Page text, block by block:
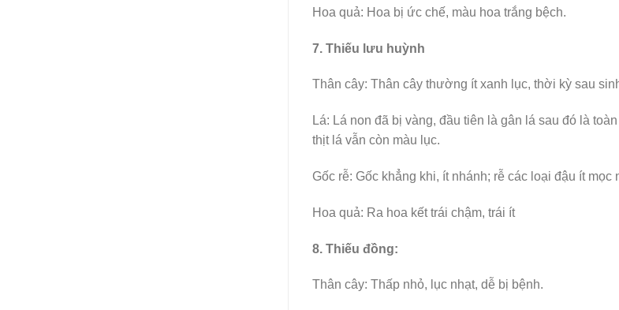
Hoa quả: Hoa bị ức chế, màu hoa trắng bệch.
7. Thiếu lưu huỳnh
Thân cây: Thân cây thường ít xanh lục, thời kỳ sau
Lá: Lá non đã bị vàng, đầu tiên là gân lá sau đó là
thịt lá vẫn còn màu lục.
Gốc rễ: Gốc khẳng khi, ít nhánh; rễ các loại đậu ít mọc
Hoa quả: Ra hoa kết trái chậm, trái ít
8. Thiếu đồng:
Thân cây: Thấp nhỏ, lục nhạt, dễ bị bệnh.